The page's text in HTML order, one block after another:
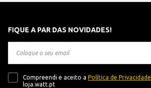
FIQUE A PAR DAS NOVIDADES!
Compreendi e aceito a Política de Privacidade
loja.watt.pt